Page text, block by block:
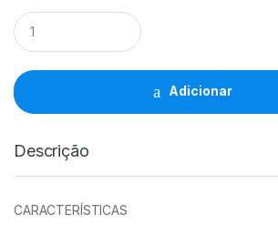
Toner
Comp.
Samsung
ML3050/ML3051
-
ML-
D3050B
Adicionar
Descrição
CARACTERÍSTICAS